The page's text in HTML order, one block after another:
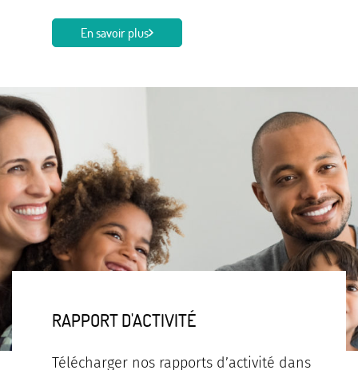
En savoir plus
RAPPORT D'ACTIVITÉ
Télécharger nos rapports d’activité dans